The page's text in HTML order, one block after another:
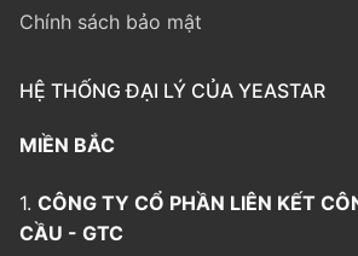
Chính sách bảo mật
HỆ THỐNG ĐẠI LÝ CỦA YEASTAR
MIỀN BẮC
1. CÔNG TY CỔ PHẦN LIÊN KẾT
CẦU - GTC